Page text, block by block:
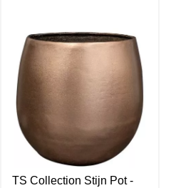
TS Collection Stijn Pot -